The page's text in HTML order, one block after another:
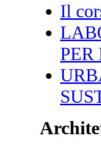
Il